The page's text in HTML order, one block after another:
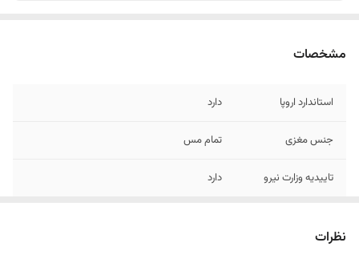
مشخصات
استاندارد اروپا دارد
جنس مغزی تمام مس
تاییدیه وزارت نیرو دارد
نظرات